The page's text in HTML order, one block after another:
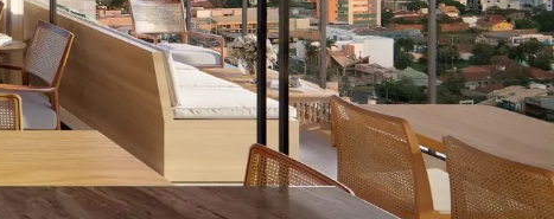
Encontre um corretor